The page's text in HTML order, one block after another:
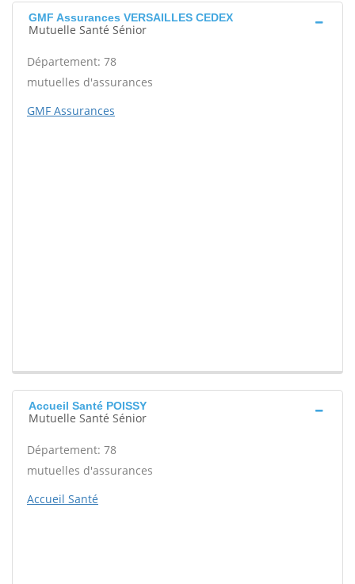
GMF Assurances VERSAILLES CEDEX
Mutuelle Santé Sénior
Département: 78
mutuelles d'assurances
GMF Assurances
Accueil Santé POISSY
Mutuelle Santé Sénior
Département: 78
mutuelles d'assurances
Accueil Santé